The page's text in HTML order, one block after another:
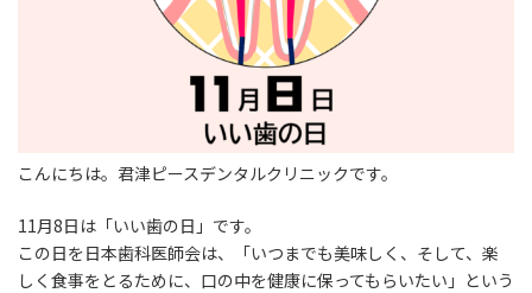
こんにちは。君津ピースデンタルクリニックです。
11月8日は「いい歯の日」です。
この日を日本歯科医師会は、「いつまでも美味しく、そして、楽
しく食事をとるために、口の中を健康に保ってもらいたい」という